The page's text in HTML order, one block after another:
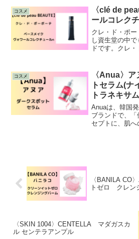
を紹介します
ラミドをリッ
ら晩までしっ
す。顔の中でも
コスメ
〈clé de
ールコレク
クレ・ド・ポ
し資生堂の中
ドです。クレ・
特別な酵母か
再生力を高め
ずっと気にな
コスメ
〈Anua〉
トセラム(ナ
トラネキサ
Anuaは、韓国
ブランドで、
セプトに、肌
〈BANILA CO
トゼロ クレン
〈SKIN 1004〉CENTELLA マダガスカ
ル センテラアンプル